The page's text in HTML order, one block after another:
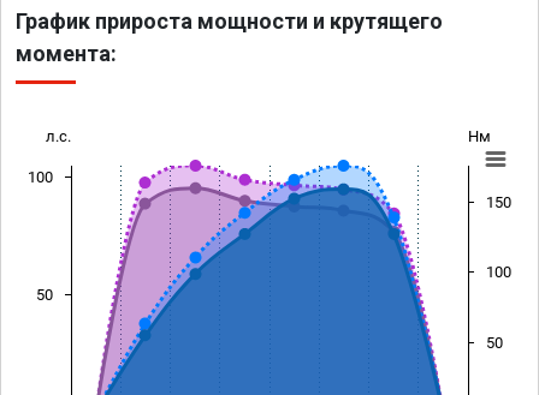
График прироста мощности и крутящего
момента:
л.с. Нм
50
100
50
100
150